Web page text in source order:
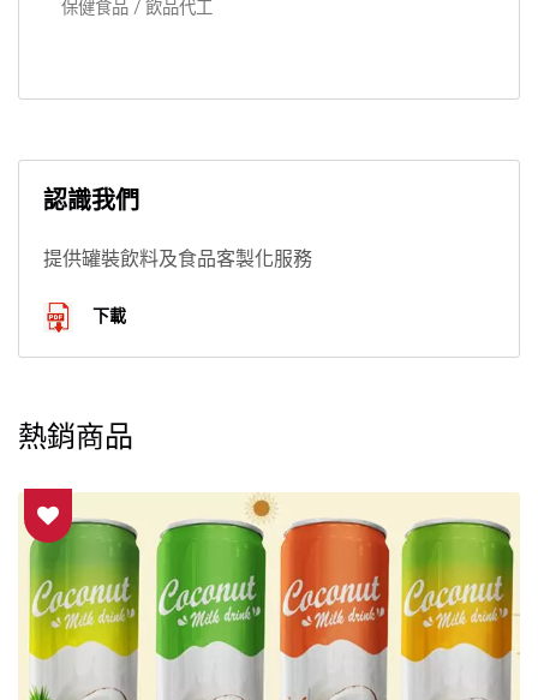
保健食品 / 飲品代工
認識我們
提供罐裝飲料及食品客製化服務
下載
熱銷商品